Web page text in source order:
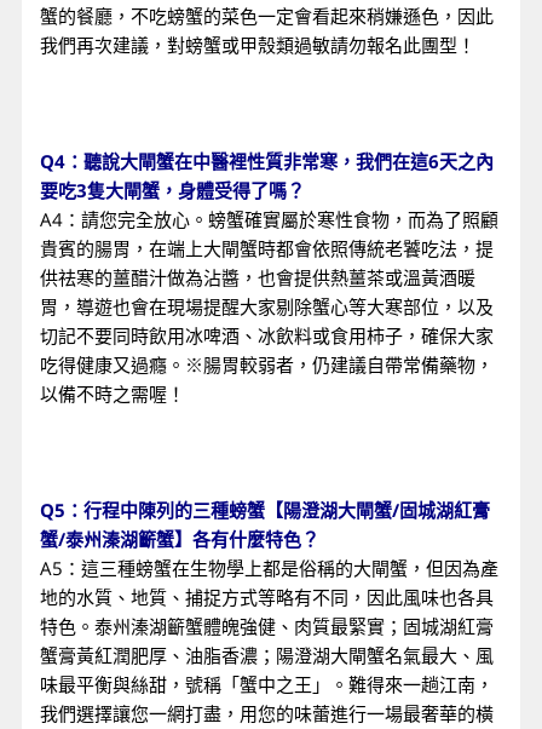
蟹的餐廳，不吃螃蟹的菜色一定會看起來稍嫌遜色，因此
我們再次建議，對螃蟹或甲殼類過敏請勿報名此團型！
Q4：聽說大閘蟹在中醫裡性質非常寒，我們在這6天之內
要吃3隻大閘蟹，身體受得了嗎？
A4：請您完全放心。螃蟹確實屬於寒性食物，而為了照顧
貴賓的腸胃，在端上大閘蟹時都會依照傳統老饕吃法，提
供祛寒的薑醋汁做為沾醬，也會提供熱薑茶或溫黃酒暖
胃，導遊也會在現場提醒大家剔除蟹心等大寒部位，以及
切記不要同時飲用冰啤酒、冰飲料或食用柿子，確保大家
吃得健康又過癮。※腸胃較弱者，仍建議自帶常備藥物，
以備不時之需喔！
Q5：行程中陳列的三種螃蟹【陽澄湖大閘蟹/固城湖紅膏
蟹/泰州溱湖籪蟹】各有什麼特色？
A5：這三種螃蟹在生物學上都是俗稱的大閘蟹，但因為產
地的水質、地質、捕捉方式等略有不同，因此風味也各具
特色。泰州溱湖籪蟹體魄強健、肉質最緊實；固城湖紅膏
蟹膏黃紅潤肥厚、油脂香濃；陽澄湖大閘蟹名氣最大、風
味最平衡與絲甜，號稱「蟹中之王」。難得來一趟江南，
我們選擇讓您一網打盡，用您的味蕾進行一場最奢華的橫